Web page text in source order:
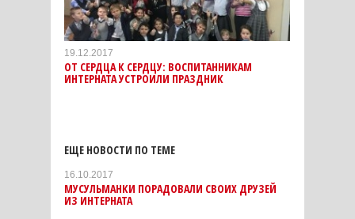
19.12.2017
ОТ СЕРДЦА К СЕРДЦУ: ВОСПИТАННИКАМ
ИНТЕРНАТА УСТРОИЛИ ПРАЗДНИК
ЕЩЕ НОВОСТИ ПО ТЕМЕ
16.10.2017
МУСУЛЬМАНКИ ПОРАДОВАЛИ СВОИХ ДРУЗЕЙ
ИЗ ИНТЕРНАТА